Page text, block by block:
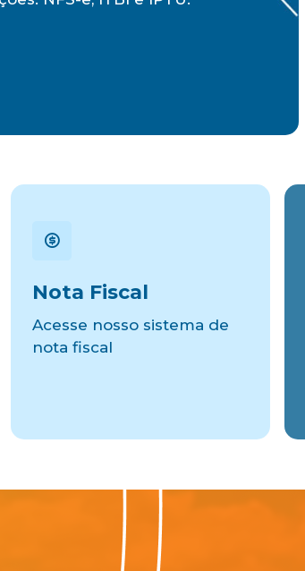
Nota Fiscal
Acesse nosso sistema de
nota fiscal